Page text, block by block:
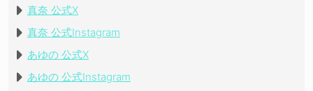
真奈 公式X
真奈 公式Instagram
あゆの 公式X
あゆの 公式Instagram